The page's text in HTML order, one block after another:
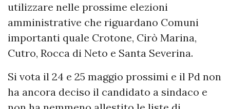
utilizzare nelle prossime elezioni
amministrative che riguardano Comuni
importanti quale Crotone, Cirò Marina,
Cutro, Rocca di Neto e Santa Severina.
Si vota il 24 e 25 maggio prossimi e il Pd non
ha ancora deciso il candidato a sindaco e